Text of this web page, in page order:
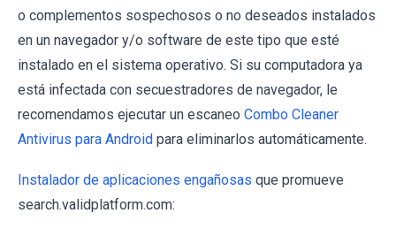
o complementos sospechosos o no deseados instalados
en un navegador y/o software de este tipo que esté
instalado en el sistema operativo. Si su computadora ya
está infectada con secuestradores de navegador, le
recomendamos ejecutar un escaneo Combo Cleaner
Antivirus para Android para eliminarlos automáticamente.
Instalador de aplicaciones engañosas que promueve
search.validplatform.com: